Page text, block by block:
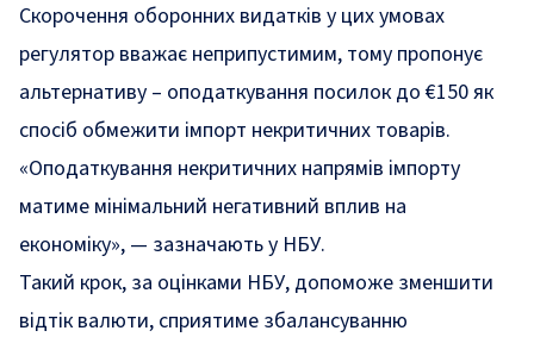
Скорочення оборонних видатків у цих умовах
регулятор вважає неприпустимим, тому пропонує
альтернативу – оподаткування посилок до €150 як
спосіб обмежити імпорт некритичних товарів.
«Оподаткування некритичних напрямів імпорту
матиме мінімальний негативний вплив на
економіку», — зазначають у НБУ.
Такий крок, за оцінками НБУ, допоможе зменшити
відтік валюти, сприятиме збалансуванню